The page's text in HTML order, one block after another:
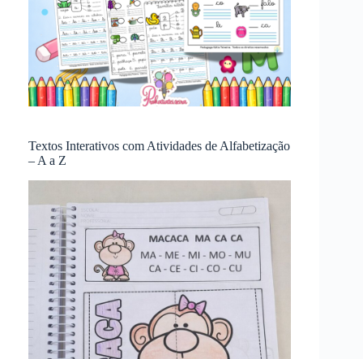
Textos Interativos com Atividades de Alfabetização
– A a Z